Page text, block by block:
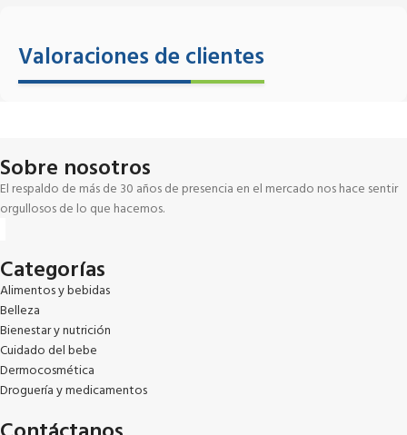
Valoraciones de clientes
Sobre nosotros
El respaldo de más de 30 años de presencia en el mercado nos hace sentir
orgullosos de lo que hacemos.
Categorías
Alimentos y bebidas
Belleza
Bienestar y nutrición
Cuidado del bebe
Dermocosmética
Droguería y medicamentos